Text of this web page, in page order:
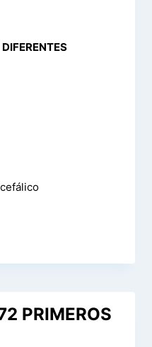
PRIMEROS